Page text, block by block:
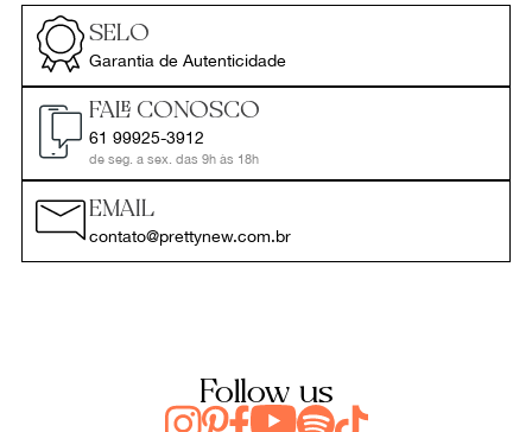
SELO
Garantia de Autenticidade
FALE CONOSCO
61 99925-3912
de seg. a sex. das 9h às 18h
EMAIL
contato@prettynew.com.br
Follow us